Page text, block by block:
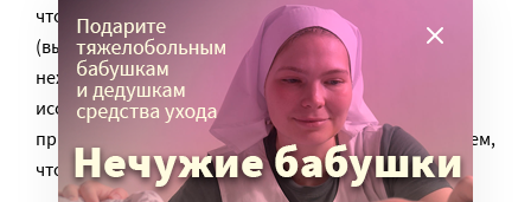
что самое важное, влиять на свертываемость крови
(вызывать кровотечения или тромбоцитопению –
нехватку тромбоцитов). Именно поэтому в
исследованиях с участием пожилых людей
применяются короткие курсы, а не постоянный прием,
чтобы минимизировать токсичность препарата.